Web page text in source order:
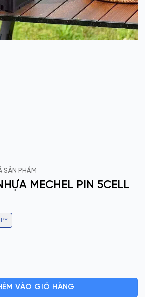
SẢN PHẨM
MECHEL PIN 5CELL
PIN 5CELL số lượng
VÀO GIỎ HÀNG